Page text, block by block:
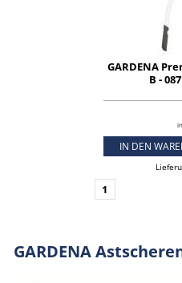
GARDENA
B -
IN DEN
1
GARDENA